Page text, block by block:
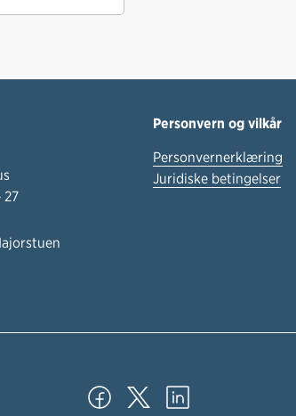
27
Personvern og vilkår
Personvernerklæring
Juridiske betingelser